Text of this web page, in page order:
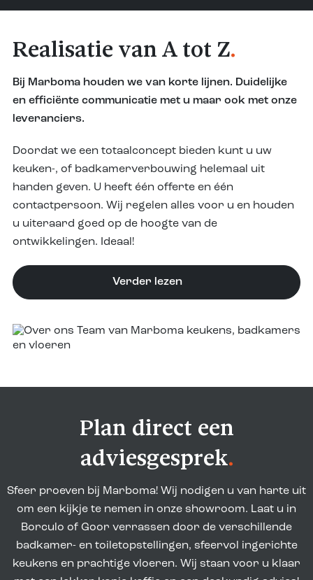
Realisatie van A tot Z.
Bij Marboma houden we van korte lijnen. Duidelijke
en efficiënte communicatie met u maar ook met onze
leveranciers.
Doordat we een totaalconcept bieden kunt u uw
keuken-, of badkamerverbouwing helemaal uit
handen geven. U heeft één offerte en één
contactpersoon. Wij regelen alles voor u en houden
u uiteraard goed op de hoogte van de
ontwikkelingen. Ideaal!
Verder lezen
Plan direct een
adviesgesprek.
Sfeer proeven bij Marboma! Wij nodigen u van harte uit
om een kijkje te nemen in onze showroom. Laat u in
Borculo of Goor verrassen door de verschillende
badkamer- en toiletopstellingen, sfeervol ingerichte
keukens en prachtige vloeren. Wij staan voor u klaar